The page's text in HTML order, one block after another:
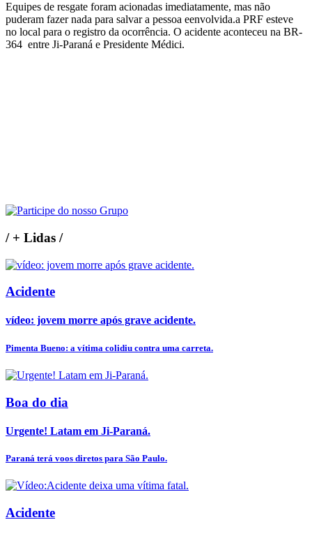
Equipes de resgate foram acionadas imediatamente, mas não
puderam fazer nada para salvar a pessoa eenvolvida.a PRF esteve
no local para o registro da ocorrência. O acidente aconteceu na BR-
364 entre Ji-Paraná e Presidente Médici.
/+ Lidas /
Acidente
vídeo: jovem morre após grave acidente.
Pimenta Bueno: a vítima colidiu contra uma carreta.
Boa do dia
Urgente! Latam em Ji-Paraná.
Paraná terá voos diretos para São Paulo.
Acidente